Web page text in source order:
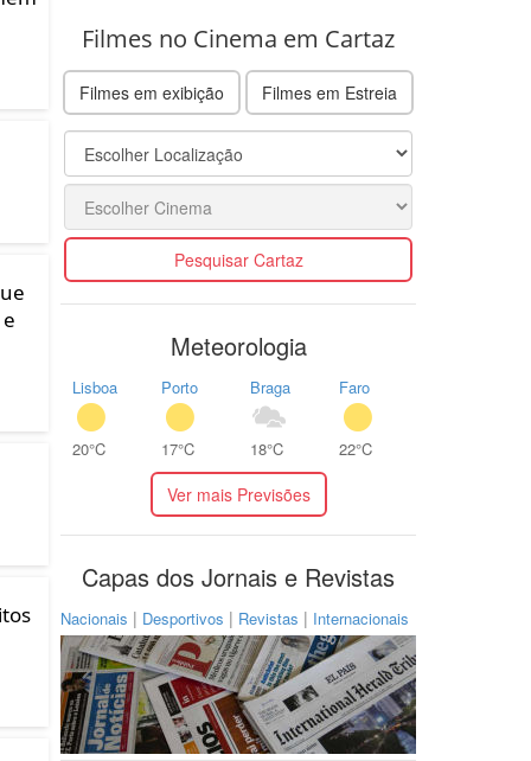
Filmes no Cinema em Cartaz
Filmes em exibição Filmes em Estreia
Pesquisar Cartaz
Meteorologia
Lisboa
20°C
Porto
17°C
Braga
18°C
Faro
22°C
Ver mais Previsões
Capas dos Jornais e Revistas
Nacionais | Desportivos | Revistas | Internacionais